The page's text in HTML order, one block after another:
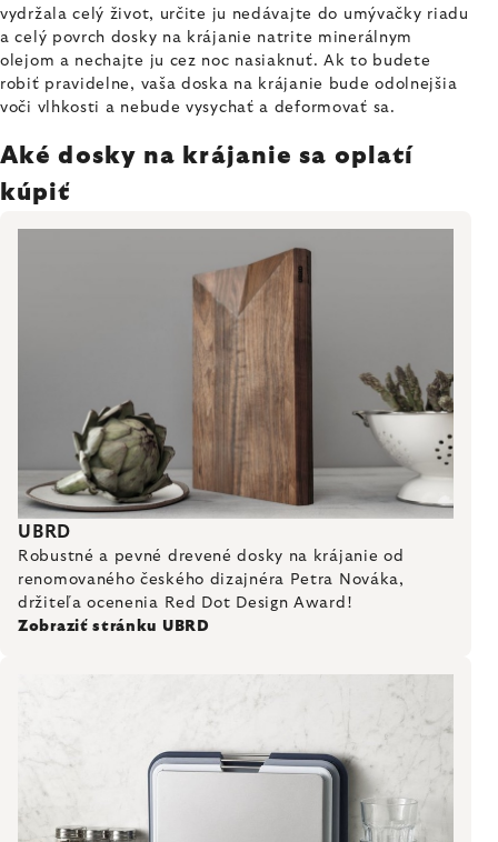
vydržala celý život, určite ju nedávajte do umývačky riadu
a celý povrch dosky na krájanie natrite minerálnym
olejom a nechajte ju cez noc nasiaknuť. Ak to budete
robiť pravidelne, vaša doska na krájanie bude odolnejšia
voči vlhkosti a nebude vysychať a deformovať sa.
Aké dosky na krájanie sa oplatí
kúpiť
UBRD
Robustné a pevné drevené dosky na krájanie od
renomovaného českého dizajnéra Petra Nováka,
držiteľa ocenenia Red Dot Design Award!
Zobraziť stránku UBRD